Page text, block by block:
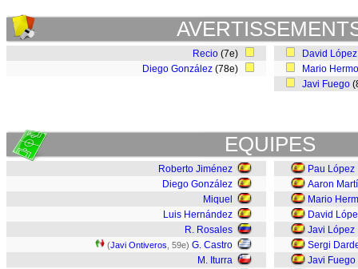
Recio (7e)
Diego González (78e)
David López
Mario
Javi Fuego
EQUIPES
Roberto Jiménez
Diego González
Miquel
Luis Hernández
R. Rosales
(Javi Ontiveros , 59e) G. Castro
M. Iturra
Pau López
Aaron
Mario
David
Javi López
Sergi
Javi Fuego